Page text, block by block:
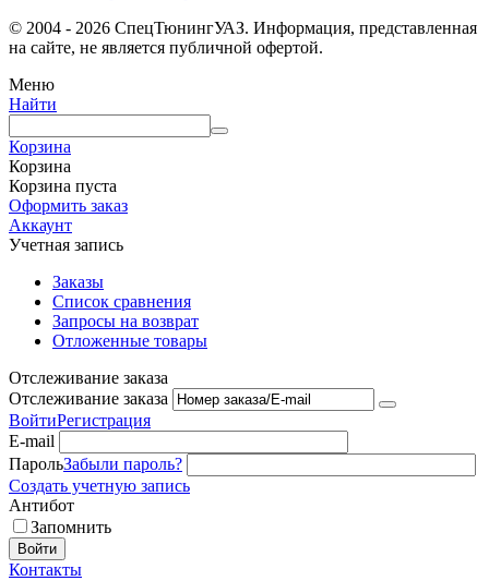
© 2004 - 2026 СпецТюнингУАЗ. Информация, представленная
на сайте, не является публичной офертой.
Меню
Найти
Корзина
Корзина
Корзина пуста
Оформить заказ
Аккаунт
Учетная запись
Заказы
Список сравнения
Запросы на возврат
Отложенные товары
Отслеживание заказа
Отслеживание заказа
ВойтиРегистрация
E-mail
ПарольЗабыли пароль?
Создать учетную запись
Антибот
Запомнить
Войти
Контакты